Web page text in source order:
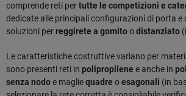
comprende reti pertutte le competizioni e
dedicate alle principali configurazioni di porta e
soluzioni perreggirete a gomitoodistanziato
Le caratteristiche costruttive variano per
sono presenti reti in polipropilene e anche in
senza nodoe magliequadre oesagonali (in